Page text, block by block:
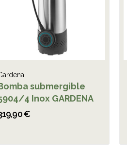
submergible
4 Inox GARDENA
€